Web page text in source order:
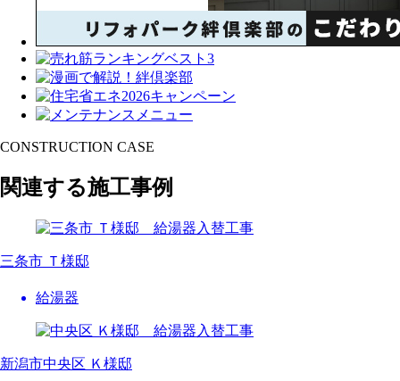
CONSTRUCTION CASE
関連する施工事例
三条市 Ｔ様邸
給湯器
新潟市中央区 Ｋ様邸